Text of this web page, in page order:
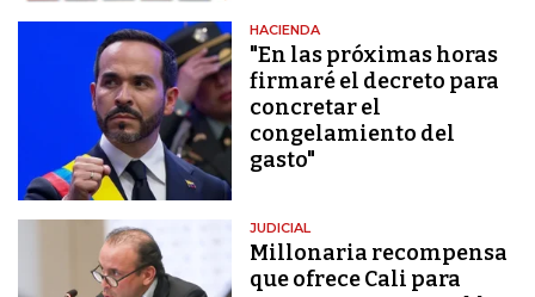
HACIENDA
"En las próximas horas
firmaré el decreto para
concretar el
congelamiento del
gasto"
JUDICIAL
Millonaria recompensa
que ofrece Cali para